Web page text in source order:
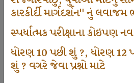
કારકીર્દી માર્ગદર્શન" નું લવાજમ
સ્પર્ધાત્મક પરીક્ષાના કોઇપણ
ધોરણ 10 પછી શું ?, ધોરણ 12
શું ? વગરે જેવા પ્રશ્નો માટે